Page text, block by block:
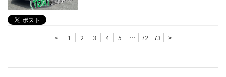
< 1 2 3 4 5 … 72 73 >